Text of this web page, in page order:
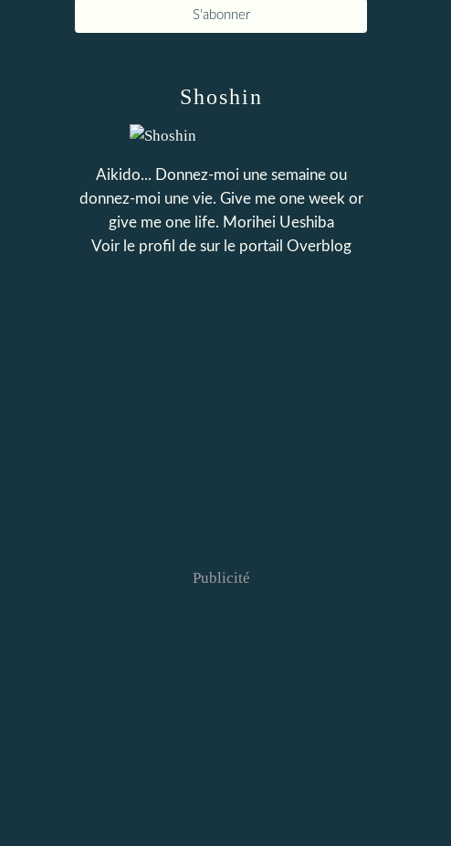
Shoshin
Aikido... Donnez-moi une semaine ou
donnez-moi une vie. Give me one week or
give me one life. Morihei Ueshiba
Voir le profil de sur le portail Overblog
Publicité